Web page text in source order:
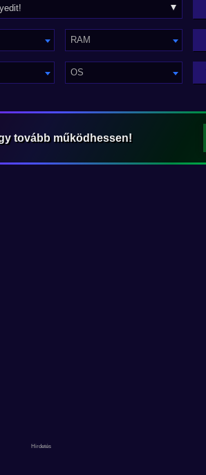
RAM
OS
tovább működhessen!